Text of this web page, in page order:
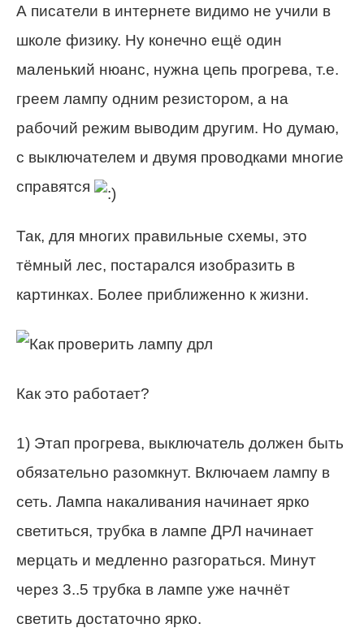
А писатели в интернете видимо не учили в
школе физику. Ну конечно ещё один
маленький нюанс, нужна цепь прогрева, т.е.
греем лампу одним резистором, а на
рабочий режим выводим другим. Но думаю,
с выключателем и двумя проводками многие
справятся
Так, для многих правильные схемы, это
тёмный лес, постарался изобразить в
картинках. Более приближенно к жизни.
Как это работает?
1) Этап прогрева, выключатель должен быть
обязательно разомкнут. Включаем лампу в
сеть. Лампа накаливания начинает ярко
светиться, трубка в лампе ДРЛ начинает
мерцать и медленно разгораться. Минут
через 3..5 трубка в лампе уже начнёт
светить достаточно ярко.